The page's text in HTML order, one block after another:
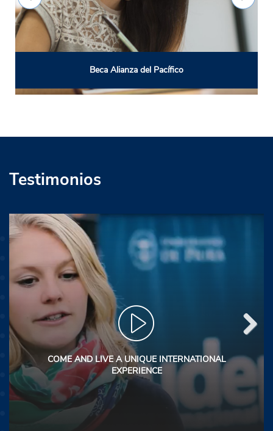
Beca Alianza del Pacífico
Testimonios
COME AND LIVE A UNIQUE INTERNATIONAL
EXPERIENCE